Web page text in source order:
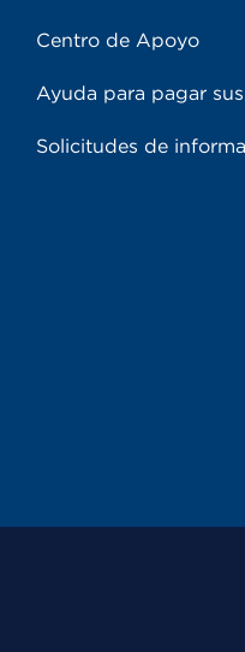
Centro de Apoyo
Ayuda para pagar
Solicitudes de